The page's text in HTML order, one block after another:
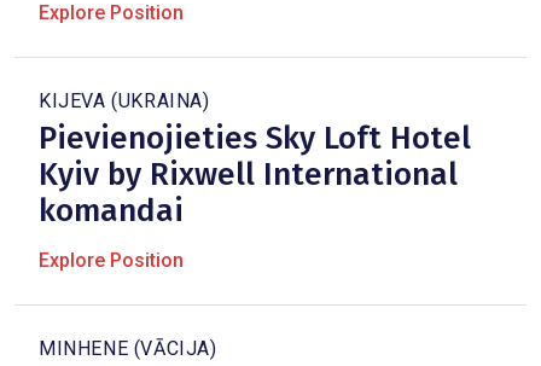
Explore Position
KIJEVA (UKRAINA)
Pievienojieties Sky Loft Hotel
Kyiv by Rixwell International
komandai
Explore Position
MINHENE (VĀCIJA)